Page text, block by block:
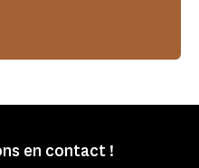
en contact !